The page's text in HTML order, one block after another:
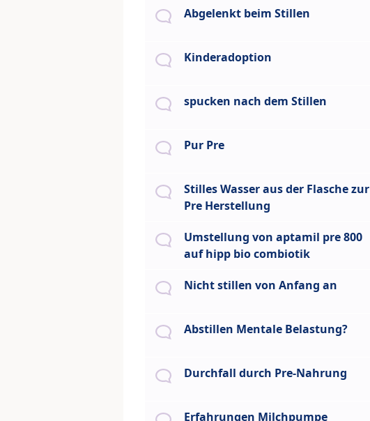
Abgelenkt beim Stillen
Kinderadoption
spucken nach dem Stillen
Pur Pre
Stilles Wasser aus der Flasche zur
Pre Herstellung
Umstellung von aptamil pre 800
auf hipp bio combiotik
Nicht stillen von Anfang an
Abstillen Mentale Belastung?
Durchfall durch Pre-Nahrung
Erfahrungen Milchpumpe